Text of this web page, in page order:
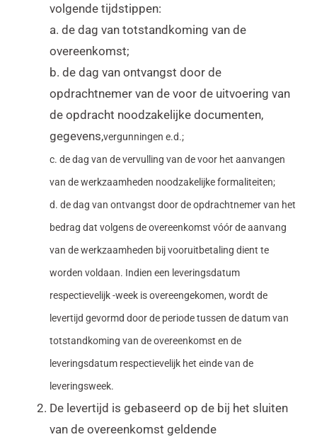
volgende tijdstippen:
a. de dag van totstandkoming van de
overeenkomst;
b. de dag van ontvangst door de
opdrachtnemer van de voor de uitvoering van
de opdracht noodzakelijke documenten,
gegevens,vergunningen e.d.;
c. de dag van de vervulling van de voor het aanvangen
van de werkzaamheden noodzakelijke formaliteiten;
d. de dag van ontvangst door de opdrachtnemer van het
bedrag dat volgens de overeenkomst vóór de aanvang
van de werkzaamheden bijvooruitbetaling dient te
worden voldaan. Indien een leveringsdatum
respectievelijk -week is overeengekomen, wordt de
levertijd gevormd door de periode tussen de datum van
totstandkoming van de overeenkomst en de
leveringsdatum respectievelijk het einde van de
leveringsweek.
De levertijd is gebaseerd op de bij het sluiten
van de overeenkomst geldende